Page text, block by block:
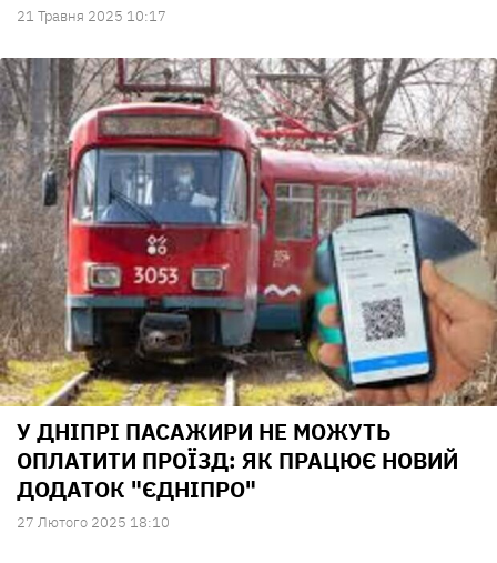
21 Травня 2025 10:17
У ДНІПРІ ПАСАЖИРИ НЕ МОЖУТЬ
ОПЛАТИТИ ПРОЇЗД: ЯК ПРАЦЮЄ НОВИЙ
ДОДАТОК "ЄДНІПРО"
27 Лютого 2025 18:10